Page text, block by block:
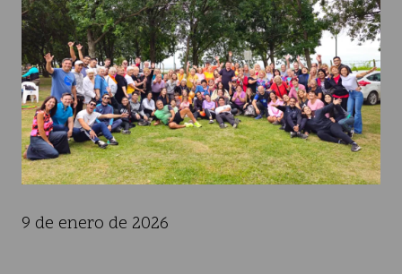
9 de enero de 2026